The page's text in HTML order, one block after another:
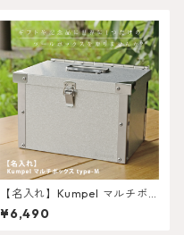
【名入れ】Kumpel マルチボ
ックス type-M
¥6,490